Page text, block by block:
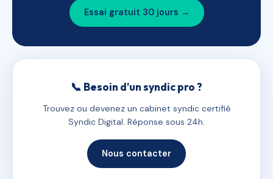
Essai gratuit 30 jours →
📞 Besoin d'un syndic pro ?
Trouvez ou devenez un cabinet syndic certifié
Syndic Digital. Réponse sous 24h.
Nous contacter